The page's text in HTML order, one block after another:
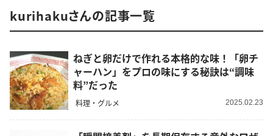
kurihakuさんの記事一覧
ねぎと卵だけで作れる本格的な味！「卵チ
ャーハン」をプロの味にする秘訣は“調味
料”だった
料理・グルメ 2025.02.23